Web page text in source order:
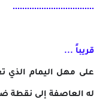
..........................
........
قريباً ...
على مهل اليمام الذي
له العاصفة إلى نقطة